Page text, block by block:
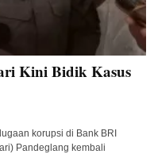
Kini Bidik Kasus
korupsi di Bank BRI
Pandeglang kembali